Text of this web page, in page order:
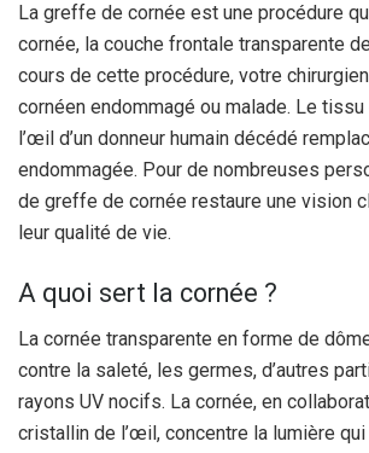
La greffe de cornée est une procédure
cornée, la couche frontale transparente
cours de cette procédure, votre
cornéen endommagé ou malade. Le
l’œil d’un donneur humain décédé
endommagée. Pour de nombreuses
de greffe de cornée restaure une vision
leur qualité de vie.
A quoi sert la cornée ?
La cornée transparente en forme de
contre la saleté, les germes, d’autres
rayons UV nocifs. La cornée, en
cristallin de l’œil, concentre la lumière